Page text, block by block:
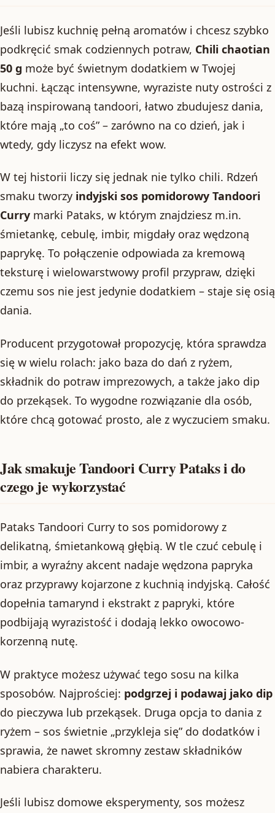
Jeśli lubisz kuchnię pełną aromatów i chcesz szybko
podkręcić smak codziennych potraw, Chili chaotian
50 g może być świetnym dodatkiem w Twojej
kuchni. Łącząc intensywne, wyraziste nuty ostrości z
bazą inspirowaną tandoori, łatwo zbudujesz dania,
które mają „to coś” – zarówno na co dzień, jak i
wtedy, gdy liczysz na efekt wow.
W tej historii liczy się jednak nie tylko chili. Rdzeń
smaku tworzy indyjski sos pomidorowy Tandoori
Curry marki Pataks, w którym znajdziesz m.in.
śmietankę, cebulę, imbir, migdały oraz wędzoną
paprykę. To połączenie odpowiada za kremową
teksturę i wielowarstwowy profil przypraw, dzięki
czemu sos nie jest jedynie dodatkiem – staje się osią
dania.
Producent przygotował propozycję, która sprawdza
się w wielu rolach: jako baza do dań z ryżem,
składnik do potraw imprezowych, a także jako dip
do przekąsek. To wygodne rozwiązanie dla osób,
które chcą gotować prosto, ale z wyczuciem smaku.
Jak smakuje Tandoori Curry Pataks i do
czego je wykorzystać
Pataks Tandoori Curry to sos pomidorowy z
delikatną, śmietankową głębią. W tle czuć cebulę i
imbir, a wyraźny akcent nadaje wędzona papryka
oraz przyprawy kojarzone z kuchnią indyjską. Całość
dopełnia tamarynd i ekstrakt z papryki, które
podbijają wyrazistość i dodają lekko owocowo-
korzenną nutę.
W praktyce możesz używać tego sosu na kilka
sposobów. Najprościej: podgrzej i podawaj jako dip
do pieczywa lub przekąsek. Druga opcja to dania z
ryżem – sos świetnie „przykleja się” do dodatków i
sprawia, że nawet skromny zestaw składników
nabiera charakteru.
Jeśli lubisz domowe eksperymenty, sos możesz